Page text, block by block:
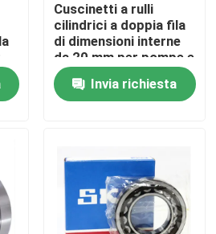
di auto
Cuscinetti a rulli
cilindrici a doppia fila
di dimensioni interne
da 20 mm per pompe e
compressori
Invia richiesta